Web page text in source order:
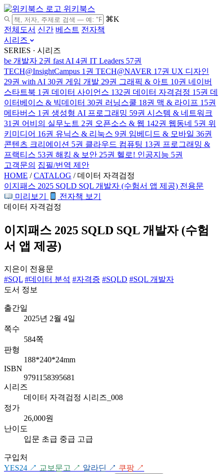
위키북스
⌘K
전체도서 신간 베스트 전자책
시리즈
SERIES · 시리즈
be 개발자 2권 fast AI 4권 IT Leaders 57권
TECH@InsightCampus 1권 TECH@NAVER 17권 UX 디자인
29권 with AI 30권 게임 개발 29권 그래픽 & 아트 10권 네이버
스타트북 1권 데이터 사이언스 132권 데이터 자격검정 15권 데
이터베이스 & 빅데이터 30권 러닝스쿨 18권 맥 & 라이프 15권
메타버스 1권 생성형 AI 프로그래밍 59권 시스템 & 네트워크
31권 어비의 실무노트 2권 오픈소스 & 웹 142권 웹동네 5권 위
키미디어 16권 유닉스 & 리눅스 9권 임베디드 & 모바일 36권
콘텐츠 크리에이션 5권 클라우드 컴퓨팅 13권 프로그래밍 &
프랙티스 53권 해킹 & 보안 25권 헬로! 인공지능 5권
고객문의 집필/번역 제안
HOME / CATALOG / 데이터 자격검정
이지패스 2025 SQLD SQL 개발자 (수험서 앱 제공) 전용문
미리보기
전자책 보기
데이터 자격검정
이지패스 2025 SQLD SQL 개발자 (수험
서 앱 제공)
지은이
전용문
#SQL #데이터 분석 #자격증 #SQLD #SQL 개발자
도서 정보
출간일
2025년 2월 4일
쪽수
584쪽
판형
188*240*24mm
ISBN
9791158395681
시리즈
데이터 자격검정 시리즈_008
정가
26,000원
난이도
입문 초급 중급 고급
구입처
YES24 ↗ 교보문고 ↗ 알라딘 ↗ 쿠팡 ↗